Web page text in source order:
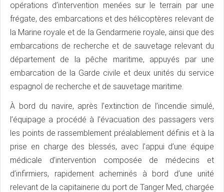
opérations d’intervention menées sur le terrain par une
frégate, des embarcations et des hélicoptères relevant de
la Marine royale et de la Gendarmerie royale, ainsi que des
embarcations de recherche et de sauvetage relevant du
département de la pêche maritime, appuyés par une
embarcation de la Garde civile et deux unités du service
espagnol de recherche et de sauvetage maritime.
À bord du navire, après l’extinction de l’incendie simulé,
l’équipage a procédé à l’évacuation des passagers vers
les points de rassemblement préalablement définis et à la
prise en charge des blessés, avec l’appui d’une équipe
médicale d’intervention composée de médecins et
d’infirmiers, rapidement acheminés à bord d’une unité
relevant de la capitainerie du port de Tanger Med, chargée